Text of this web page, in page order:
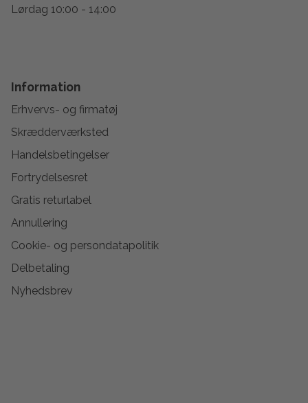
Lørdag 10:00 - 14:00
Information
Erhvervs- og firmatøj
Skrædderværksted
Handelsbetingelser
Fortrydelsesret
Gratis returlabel
Annullering
Cookie- og persondatapolitik
Delbetaling
Nyhedsbrev